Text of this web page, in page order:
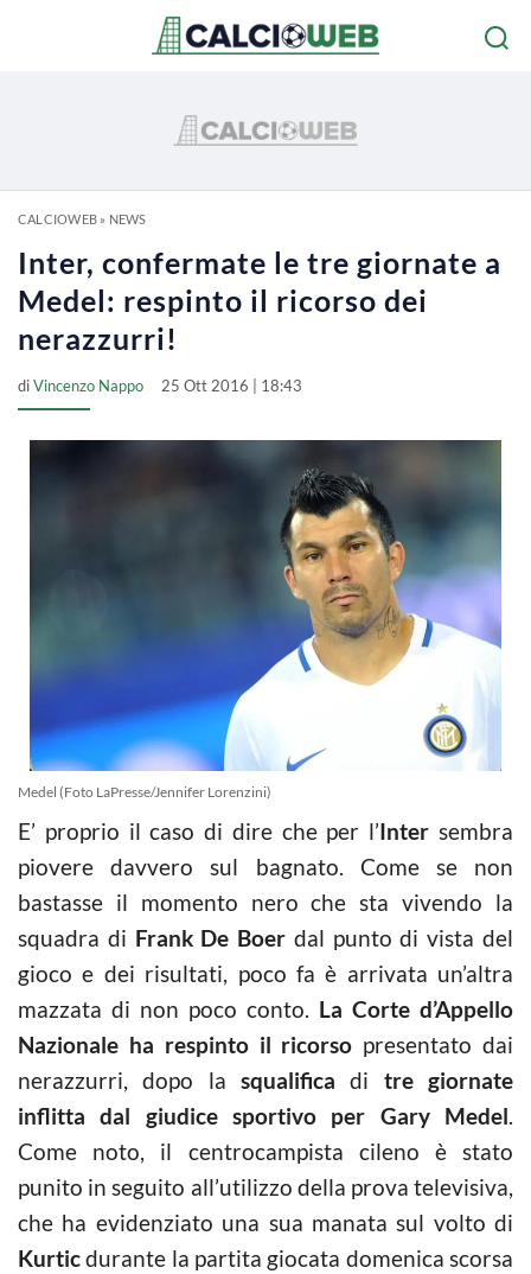
CALCIOWEB» NEWS
Inter, confermate le tre giornate a
Medel: respinto il ricorso dei
nerazzurri!
diVincenzo Nappo 25 Ott 2016 | 18:43
Medel (Foto LaPresse/Jennifer Lorenzini)
E’ proprio il caso di dire che per l’Inter sembra
piovere davvero sul bagnato. Come se non
bastasse il momento nero che sta vivendo la
squadra di Frank De Boer dal punto di vista del
gioco e dei risultati, poco fa è arrivata un’altra
mazzata di non poco conto. La Corte d’Appello
Nazionale ha respinto il ricorso presentato dai
nerazzurri, dopo la squalifica di tre giornate
inflitta dal giudice sportivo per Gary Medel.
Come noto, il centrocampista cileno è stato
punito in seguito all’utilizzo della prova televisiva,
che ha evidenziato una sua manata sul volto di
Kurticdurante la partita giocata domenica scorsa